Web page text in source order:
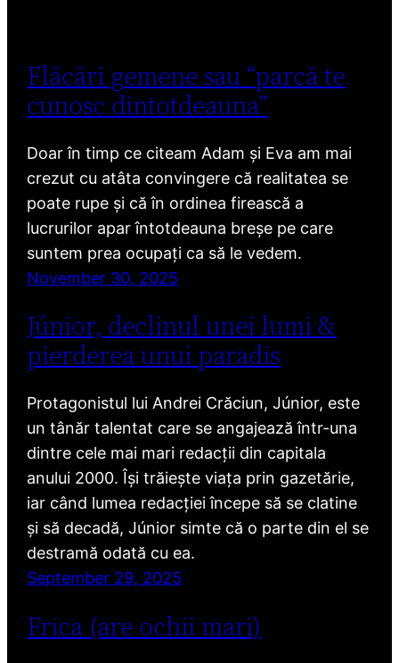
Flăcări gemene sau “parcă te
cunosc dintotdeauna”
Doar în timp ce citeam Adam și Eva am mai
crezut cu atâta convingere că realitatea se
poate rupe și că în ordinea firească a
lucrurilor apar întotdeauna breșe pe care
suntem prea ocupați ca să le vedem.
November 30, 2025
Júnior, declinul unei lumi &
pierderea unui paradis
Protagonistul lui Andrei Crăciun, Júnior, este
un tânăr talentat care se angajează într-una
dintre cele mai mari redacții din capitala
anului 2000. Își trăiește viața prin gazetărie,
iar când lumea redacției începe să se clatine
și să decadă, Júnior simte că o parte din el se
destramă odată cu ea.
September 29, 2025
Frica (are ochii mari)